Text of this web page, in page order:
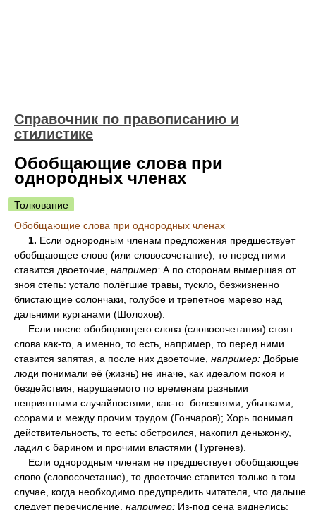
Справочник по правописанию и
стилистике
Обобщающие слова при
однородных членах
Толкование
Обобщающие слова при однородных членах
1. Если однородным членам предложения предшествует
обобщающее слово (или словосочетание), то перед ними
ставится двоеточие, например: А по сторонам вымершая от
зноя степь: устало полёгшие травы, тускло, безжизненно
блистающие солончаки, голубое и трепетное марево над
дальними курганами (Шолохов).
Если после обобщающего слова (словосочетания) стоят
слова как-то, а именно, то есть, например, то перед ними
ставится запятая, а после них двоеточие, например: Добрые
люди понимали её (жизнь) не иначе, как идеалом покоя и
бездействия, нарушаемого по временам разными
неприятными случайностями, как-то: болезнями, убытками,
ссорами и между прочим трудом (Гончаров); Хорь понимал
действительность, то есть: обстроился, накопил деньжонку,
ладил с барином и прочими властями (Тургенев).
Если однородным членам не предшествует обобщающее
слово (словосочетание), то двоеточие ставится только в том
случае, когда необходимо предупредить читателя, что дальше
следует перечисление, например: Из-под сена виднелись: